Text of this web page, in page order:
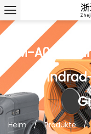
AM-A02
Heim / Produkte /